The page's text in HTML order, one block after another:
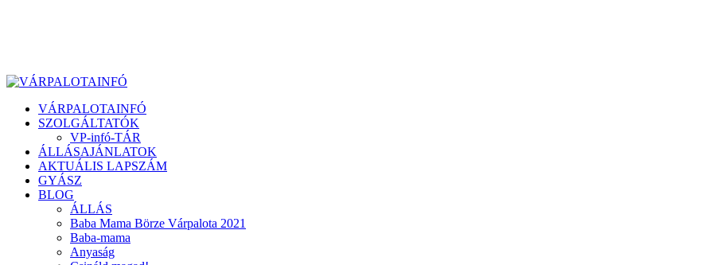
VÁRPALOTAINFÓ
SZOLGÁLTATÓK
VP-infó-TÁR
ÁLLÁSAJÁNLATOK
AKTUÁLIS LAPSZÁM
GYÁSZ
BLOG
ÁLLÁS
Baba Mama Börze Várpalota 2021
Baba-mama
Anyaság